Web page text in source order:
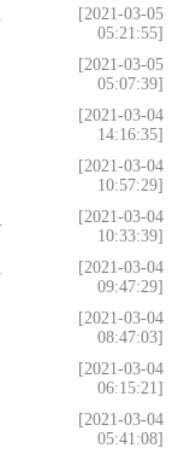
[2021-03-05
05:21:55]
[2021-03-05
05:07:39]
[2021-03-04
14:16:35]
[2021-03-04
10:57:29]
[2021-03-04
10:33:39]
[2021-03-04
09:47:29]
[2021-03-04
08:47:03]
[2021-03-04
06:15:21]
[2021-03-04
05:41:08]